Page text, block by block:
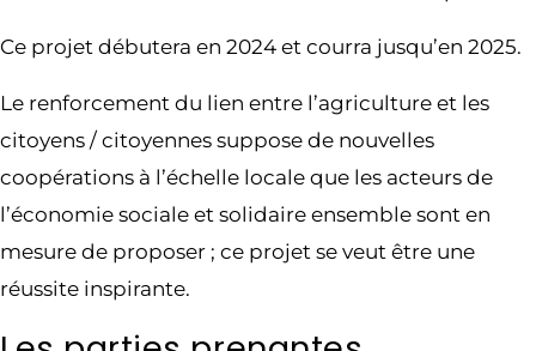
Ce projet débutera en 2024 et courra jusqu’en 2025.
Le renforcement du lien entre l’agriculture et les
citoyens / citoyennes suppose de nouvelles
coopérations à l’échelle locale que les acteurs de
l’économie sociale et solidaire ensemble sont en
mesure de proposer ; ce projet se veut être une
réussite inspirante.